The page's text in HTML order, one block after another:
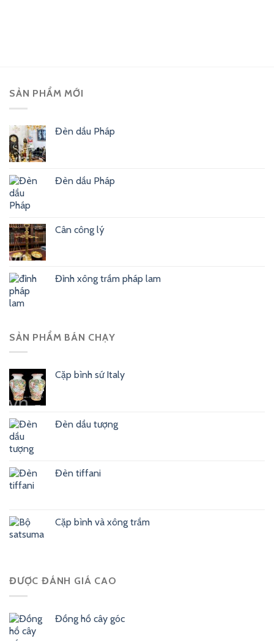
SẢN PHẨM MỚI
Đèn dầu Pháp
Đèn dầu Pháp
Cân công lý
Đỉnh xông trầm pháp lam
SẢN PHẨM BÁN CHẠY
Cặp bình sứ Italy
Đèn dầu tượng
Đèn tiffani
Cặp bình và xông trầm
ĐƯỢC ĐÁNH GIÁ CAO
Đồng hồ cây góc